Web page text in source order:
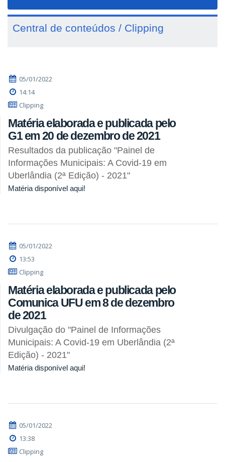
Central de conteúdos / Clipping
05/01/2022
14:14
Clipping
Matéria elaborada e publicada pelo
G1 em 20 de dezembro de 2021
Resultados da publicação "Painel de
Informações Municipais: A Covid-19 em
Uberlândia (2ª Edição) - 2021"
Matéria disponível aqui!
05/01/2022
13:53
Clipping
Matéria elaborada e publicada pelo
Comunica UFU em 8 de dezembro
de 2021
Divulgação do "Painel de Informações
Municipais: A Covid-19 em Uberlândia (2ª
Edição) - 2021"
Matéria disponível aqui!
05/01/2022
13:38
Clipping